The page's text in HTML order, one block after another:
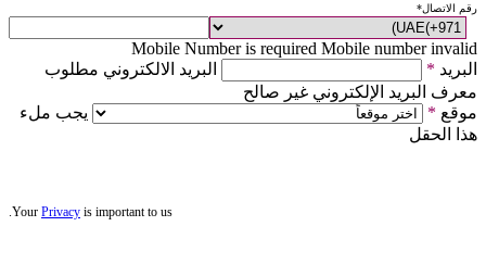
رقم الاتصال*
Mobile Number is required Mobile number invalid
البريد *
البريد الالكتروني مطلوب
معرف البريد الإلكتروني غير صالح
موقع *
يجب ملء
هذا الحقل
Your Privacy is important to us.